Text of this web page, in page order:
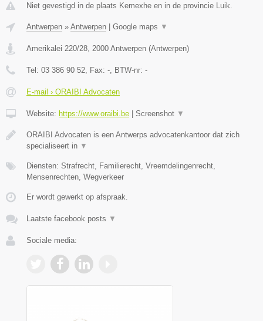
Niet gevestigd in de plaats Kemexhe en in de provincie Luik.
Antwerpen » Antwerpen | Google maps ▼
Amerikalei 220/28 2000 Antwerpen (Antwerpen)
Tel: 03 386 90 52 , Fax: - , BTW-nr: -
E-mail › ORAIBI Advocaten
Website: https://www.oraibi.be | Screenshot ▼
ORAIBI Advocaten is een Antwerps advocatenkantoor dat zich
specialiseert in ▼
Diensten: Strafrecht, Familierecht, Vreemdelingenrecht,
Mensenrechten, Wegverkeer
Er wordt gewerkt op afspraak.
Laatste facebook posts ▼
Sociale media: